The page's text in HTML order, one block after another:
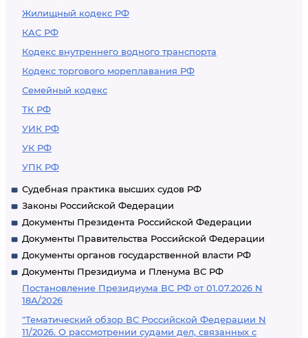
Жилищный кодекс РФ
КАС РФ
Кодекс внутреннего водного транспорта
Кодекс торгового мореплавания РФ
Семейный кодекс
ТК РФ
УИК РФ
УК РФ
УПК РФ
Судебная практика высших судов РФ
Законы Российской Федерации
Документы Президента Российской Федерации
Документы Правительства Российской Федерации
Документы органов государственной власти РФ
Документы Президиума и Пленума ВС РФ
Постановление Президиума ВС РФ от 01.07.2026 N
18А/2026
"Тематический обзор ВС Российской Федерации N
11/2026. О рассмотрении судами дел, связанных с